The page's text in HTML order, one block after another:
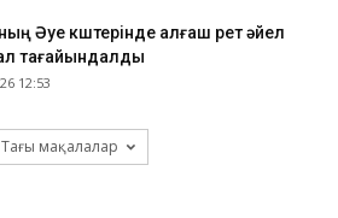
Әуе күштерінде алғаш рет әйел
тағайындалды
12:53
Тағы мақалалар